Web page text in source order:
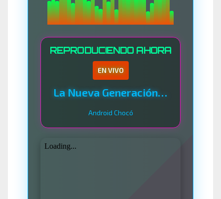
REPRODUCIENDO AHORA
EN VIVO
La Nueva Generación Del Sistema
Android Chocó